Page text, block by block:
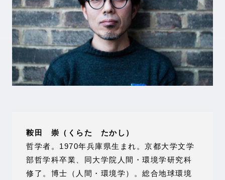
鞍田 崇（くらた たかし）
哲学者。1970年兵庫県生まれ。京都大学文学
部哲学科卒業、同大学院人間・環境学研究科
修了。博士（人間・環境学）。総合地球環境